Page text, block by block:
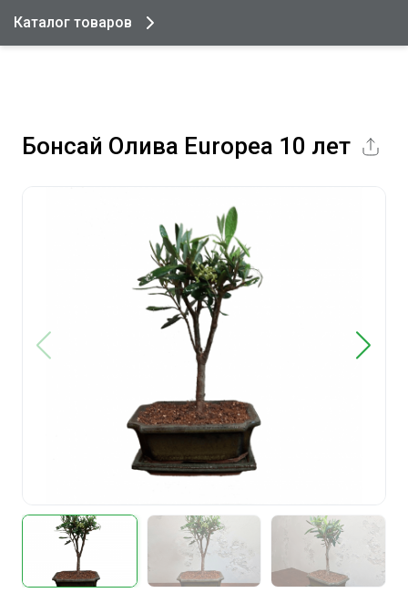
Каталог товаров
Бонсай Олива Europea 10 лет